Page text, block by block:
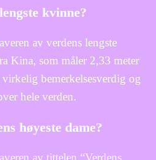
kvinne?
av verdens lengste
Kina, som måler 2,33 meter
bemerkelsesverdig og
hele verden.
høyeste dame?
av tittelen “Verdens